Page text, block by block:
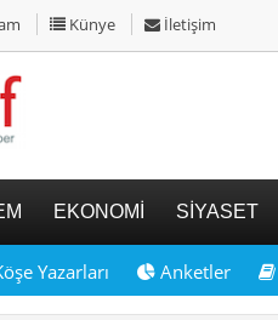
Künye İletişim
EKONOMİ SİYASET
Yazarları Anketler